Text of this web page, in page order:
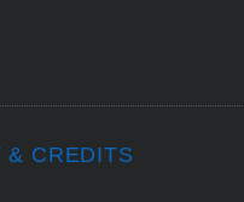
& CREDITS